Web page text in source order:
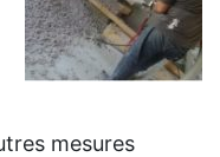
mesures